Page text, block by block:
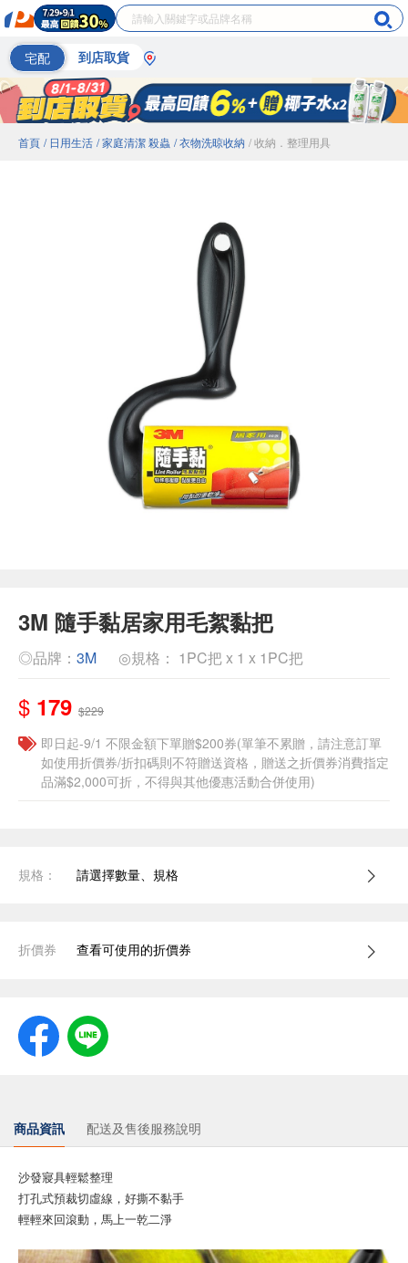
宅配 到店取貨
首頁 / 日用生活 / 家庭清潔 殺蟲 / 衣物洗晾收納 / 收納．整理用具
3M 隨手黏居家用毛絮黏把
◎品牌： 3M ◎規格： 1PC把 x 1 x 1PC把
$ 179 $229
即日起-9/1 不限金額下單贈$200券(單筆不累贈，請注意訂單
如使用折價券/折扣碼則不符贈送資格，贈送之折價券消費指定
品滿$2,000可折，不得與其他優惠活動合併使用)
規格： 請選擇數量、規格
折價券 查看可使用的折價券
商品資訊 配送及售後服務說明
沙發寢具輕鬆整理
打孔式預裁切虛線，好撕不黏手
輕輕來回滾動，馬上一乾二淨